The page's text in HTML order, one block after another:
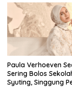
Paula Verhoeven
Sering Bolos
Syuting, Singgung